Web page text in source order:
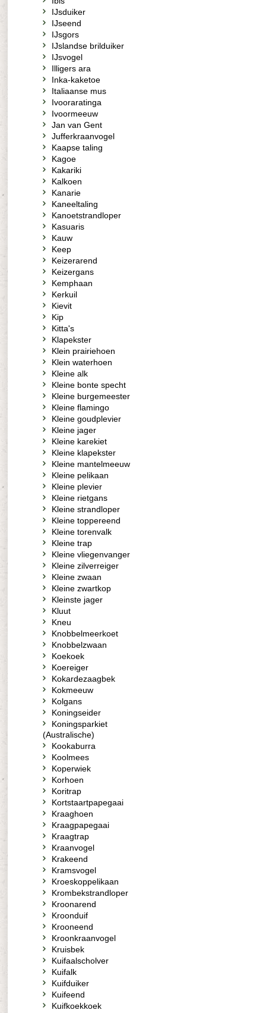
IJsduiker
IJseend
IJsgors
IJslandse brilduiker
IJsvogel
Illigers ara
Inka-kaketoe
Italiaanse mus
Ivooraratinga
Ivoormeeuw
Jan van Gent
Jufferkraanvogel
Kaapse taling
Kagoe
Kakariki
Kalkoen
Kanarie
Kaneeltaling
Kanoetstrandloper
Kasuaris
Kauw
Keep
Keizerarend
Keizergans
Kemphaan
Kerkuil
Kievit
Kip
Kitta's
Klapekster
Klein prairiehoen
Klein waterhoen
Kleine alk
Kleine bonte specht
Kleine burgemeester
Kleine flamingo
Kleine goudplevier
Kleine jager
Kleine karekiet
Kleine klapekster
Kleine mantelmeeuw
Kleine pelikaan
Kleine plevier
Kleine rietgans
Kleine strandloper
Kleine toppereend
Kleine torenvalk
Kleine trap
Kleine vliegenvanger
Kleine zilverreiger
Kleine zwaan
Kleine zwartkop
Kleinste jager
Kluut
Kneu
Knobbelmeerkoet
Knobbelzwaan
Koekoek
Koereiger
Kokardezaagbek
Kokmeeuw
Kolgans
Koningseider
Koningsparkiet
(Australische)
Kookaburra
Koolmees
Koperwiek
Korhoen
Koritrap
Kortstaartpapegaai
Kraaghoen
Kraagpapegaai
Kraagtrap
Kraanvogel
Krakeend
Kramsvogel
Kroeskoppelikaan
Krombekstrandloper
Kroonarend
Kroonduif
Krooneend
Kroonkraanvogel
Kruisbek
Kuifaalscholver
Kuifalk
Kuifduiker
Kuifeend
Kuifkoekkoek